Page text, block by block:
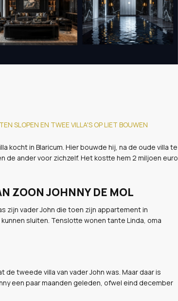
SLOPEN EN TWEE VILLA'S OP LIET BOUWEN
kocht in Blaricum. Hier bouwde hij, na de oude villa te
de ander voor zichzelf. Het kostte hem 2 miljoen euro
ZOON JOHNNY DE MOL
zijn vader John die toen zijn appartement in
sluiten. Tenslotte wonen tante Linda, oma
tweede villa van vader John was. Maar daar is
een paar maanden geleden, ofwel eind december